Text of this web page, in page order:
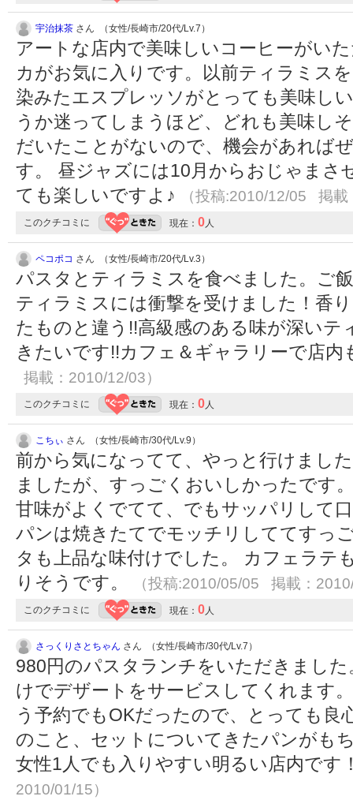
宇治抹茶 さん （女性/長崎市/20代/Lv.7）
アートな店内で美味しいコーヒーがい
カがお気に入りです。以前ティラミス
染みたエスプレッソがとっても美味し
うか迷ってしまうほど、どれも美味し
だいたことがないので、機会があれば
す。 昼ジャズには10月からおじゃまさ
ても楽しいですよ♪
（投稿:2010/12/05 掲
このクチコミに 現在： 0人
ペコポコ さん （女性/長崎市/20代/Lv.3）
パスタとティラミスを食べました。ご
ティラミスには衝撃を受けました！香
たものと違う!!高級感のある味が深い
きたいです!!カフェ＆ギャラリーで店
掲載：2010/12/03）
このクチコミに 現在： 0人
こちぃ さん （女性/長崎市/30代/Lv.9）
前から気になってて、やっと行けまし
ましたが、すっごくおいしかったです
甘味がよくでてて、でもサッパリして
パンは焼きたてでモッチリしててすっ
タも上品な味付けでした。 カフェラテ
りそうです。
（投稿:2010/05/05 掲載：
このクチコミに 現在： 0人
さっくりさとちゃん さん （女性/長崎市/30代/Lv.7）
980円のパスタランチをいただきまし
けでデザートをサービスしてくれます
う予約でもOKだったので、とっても良
のこと、セットについてきたパンがも
女性1人でも入りやすい明るい店内です
2010/01/15）